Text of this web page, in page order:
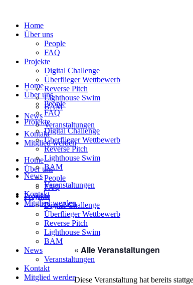
Home
Über uns
People
FAQ
Projekte
Digital Challenge
Überflieger Wettbewerb
Reverse Pitch
Lighthouse Swim
BAM
News
Veranstaltungen
Kontakt
Mitglied werden
Home
Über uns
People
FAQ
Projekte
Digital Challenge
Überflieger Wettbewerb
Reverse Pitch
Lighthouse Swim
BAM
News
Veranstaltungen
Kontakt
Mitglied werden
Home
Über uns
People
FAQ
Projekte
Digital Challenge
Überflieger Wettbewerb
Reverse Pitch
Lighthouse Swim
BAM
News
Veranstaltungen
Kontakt
Mitglied werden
« Alle Veranstaltungen
Diese Veranstaltung hat bereits